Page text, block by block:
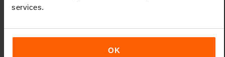
services.
OK
Xiaomi 13
Xiaomi 13 Lite